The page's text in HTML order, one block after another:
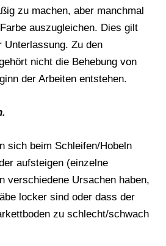
zu machen, aber manchmal
auszugleichen. Dies gilt
Unterlassung. Zu den
nicht die Behebung von
der Arbeiten entstehen.
sich beim Schleifen/Hobeln
aufsteigen (einzelne
verschiedene Ursachen haben,
locker sind oder dass der
zu schlecht/schwach